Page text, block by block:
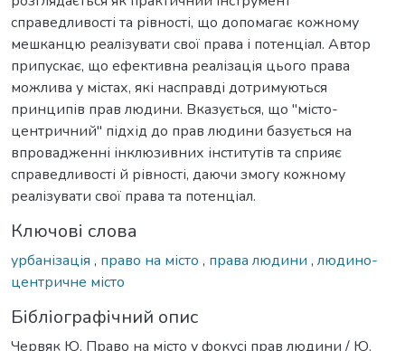
справедливості та рівності, що допомагає кожному
мешканцю реалізувати свої права і потенціал. Автор
припускає, що ефективна реалізація цього права
можлива у містах, які насправді дотримуються
принципів прав людини. Вказується, що "місто-
центричний" підхід до прав людини базується на
впровадженні інклюзивних інститутів та сприяє
справедливості й рівності, даючи змогу кожному
реалізувати свої права та потенціал.
Ключові слова
урбанізація , право на місто , права людини , людино-
центричне місто
Бібліографічний опис
Червяк Ю. Право на місто у фокусі прав людини / Ю.